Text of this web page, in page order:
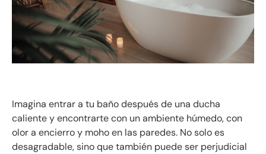
Imagina entrar a tu baño después de una ducha
caliente y encontrarte con un ambiente húmedo, con
olor a encierro y moho en las paredes. No solo es
desagradable, sino que también puede ser perjudicial